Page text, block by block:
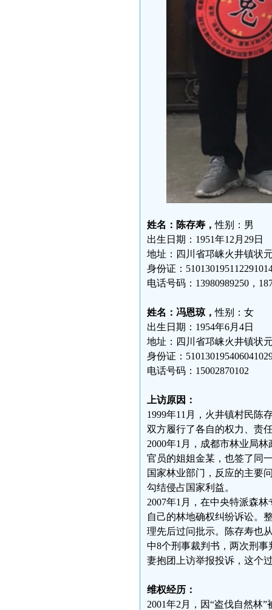
姓名：陈存寿，性别：男
出生日期：1951年12月29日
地址：四川省邛崃火井镇状
身份证：
电话号码：13980989250，
姓名：冯恩琼，性别：女
出生日期：1954年6月4日
地址：四川省邛崃火井镇状
身份证：
电话号码：15002870102
上访原因：
1999年11月，火井镇村民陈
双方履行了各自的权力、责
2000年1月，成都市林业局
官员的姐姐金某，也签了同
国家林业部门，反应的主要
勾结侵占国家利益。
2007年1月，在中央特派森
自己的林地确权纠纷诉讼。
理先后过问批示。陈存寿也
中8个刑事裁判书，两次刑
妻抱团上访举报投诉，这个
维权经历：
2001年2月，因“盗伐自然林